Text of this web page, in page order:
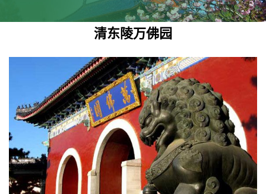
清东陵万佛园